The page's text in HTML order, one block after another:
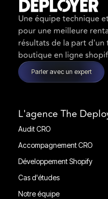
Une équipe technique
pour une meilleure
résultats de la part
boutique en ligne
Parler avec un expert
L'agence The
Audit CRO
Audit CRO
Accompagnement CRO
Accompagnement CRO
Développement Shopify
Développement Shopify
Cas d'études
Cas d'études
Notre équipe